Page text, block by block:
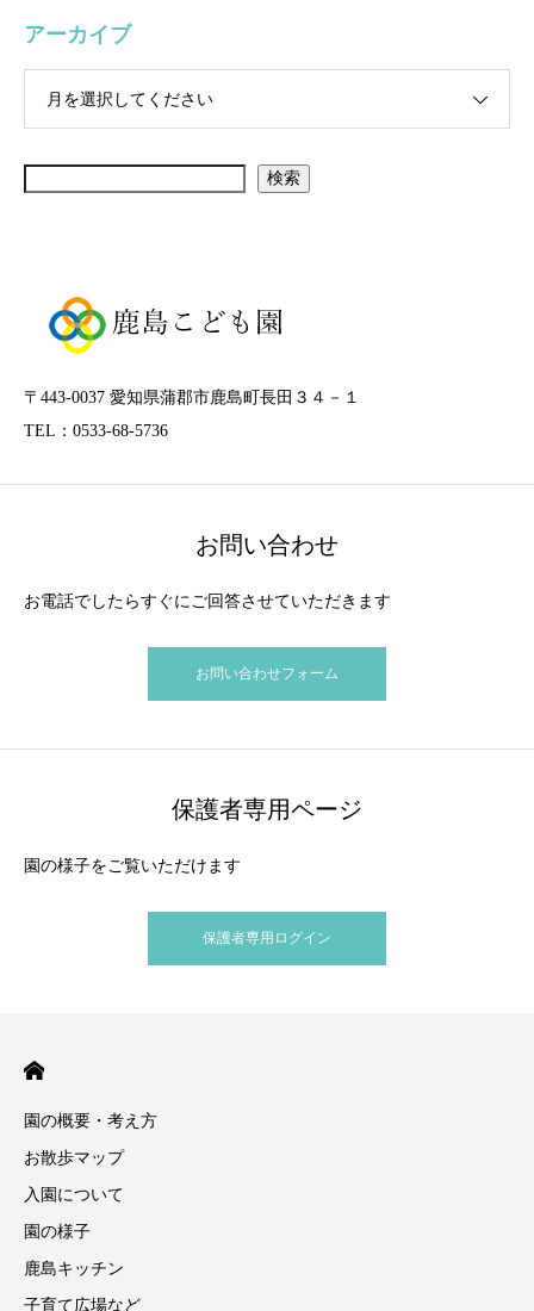
アーカイブ
月を選択してください
検索
〒443-0037 愛知県蒲郡市鹿島町長田３４－１
TEL：0533-68-5736
お問い合わせ
お電話でしたらすぐにご回答させていただきます
お問い合わせフォーム
保護者専用ページ
園の様子をご覧いただけます
保護者専用ログイン
園の概要・考え方
お散歩マップ
入園について
園の様子
鹿島キッチン
子育て広場など